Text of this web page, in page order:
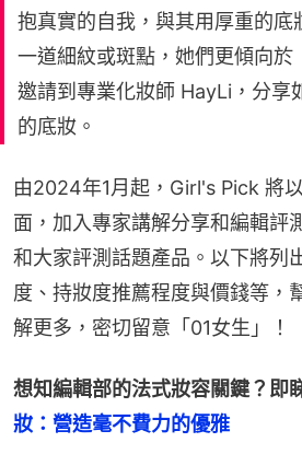
抱真實的自我，與其用厚重的底
一道細紋或斑點，她們更傾向於
邀請到專業化妝師 HayLi，分享
的底妝。
由2024年1月起，Girl's Pick 將
面，加入專家講解分享和編輯評
和大家評測話題產品。以下將列
度、持妝度推薦程度與價錢等，
解更多，密切留意「01女生」！
想知編輯部的法式妝容關鍵？即
妝：營造毫不費力的優雅